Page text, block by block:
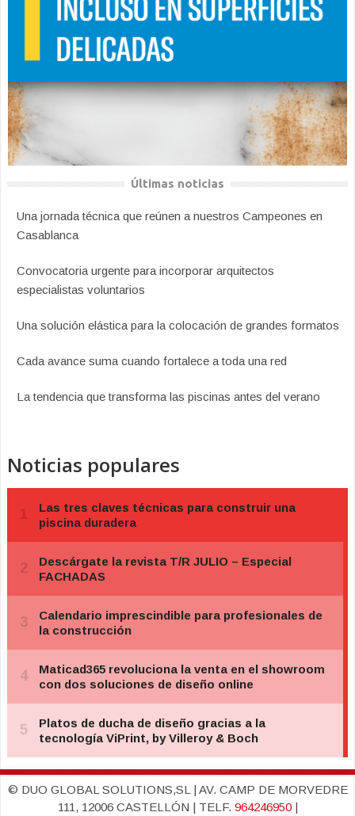
Últimas noticias
Una jornada técnica que reúnen a nuestros Campeones en
Casablanca
Convocatoria urgente para incorporar arquitectos
especialistas voluntarios
Una solución elástica para la colocación de grandes formatos
Cada avance suma cuando fortalece a toda una red
La tendencia que transforma las piscinas antes del verano
Noticias populares
© DUO GLOBAL SOLUTIONS,SL | AV. CAMP DE MORVEDRE
111, 12006 CASTELLÓN | TELF. 964246950|